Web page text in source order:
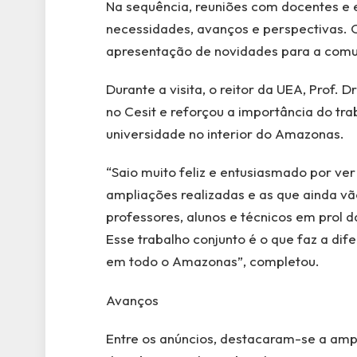
Na sequência, reuniões com docentes
necessidades, avanços e perspectivas.
apresentação de novidades para a
Durante a visita, o reitor da UEA, Prof.
no Cesit e reforçou a importância do
universidade no interior do Amazonas.
“Saio muito feliz e entusiasmado por
ampliações realizadas e as que ainda
professores, alunos e técnicos em prol
Esse trabalho conjunto é o que faz a
em todo o Amazonas”, completou.
Avanços
Entre os anúncios, destacaram-se a